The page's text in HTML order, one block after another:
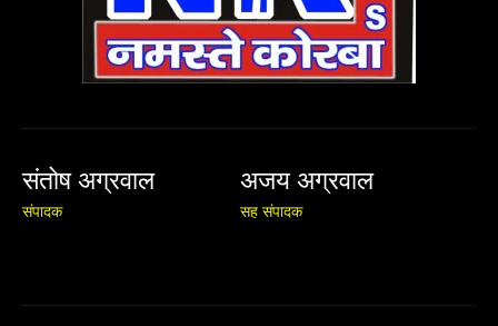
संतोष अग्रवाल
संपादक
अजय अग्रवाल
सह संपादक